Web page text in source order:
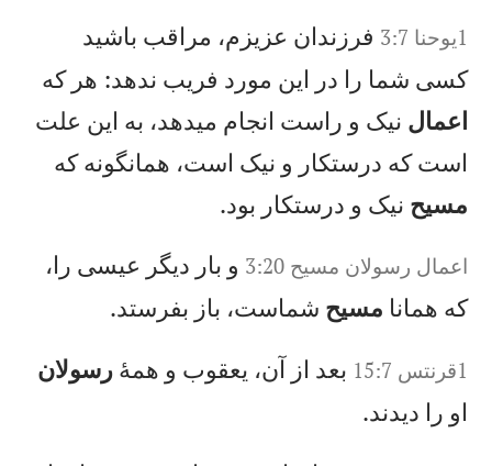
1يوحنا 3:7
فرزندان عزيزم، مراقب باشيد
كسی شما را در اين مورد فريب ندهد: هر كه
اعمال نيک و راست انجام میدهد، به اين علت
است كه درستكار و نيک است، همانگونه كه
مسيح نيک و درستكار بود.
اعمال‌ رسولان‌ مسيح‌‌ 3:20
و بار ديگر عيسی را،
كه همانا مسيح شماست، باز بفرستد.
1‏قرنتس 15:7 بعد از آن، يعقوب و همهٔرسولان
او را ديدند.